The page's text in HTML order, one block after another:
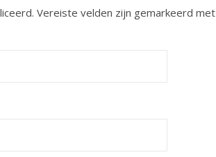
Vereiste velden zijn gemarkeerd met